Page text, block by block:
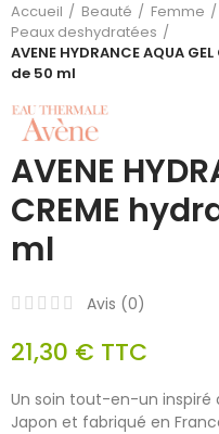
Accueil Beauté Femme
Peaux deshydratées
AVENE HYDRANCE AQUA
de 50 ml
AVENE
CREME
ml
Avis (0)
21,30 € TTC
Un soin tout-en-un inspiré
Japon et fabriqué en